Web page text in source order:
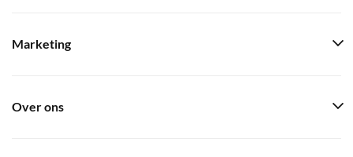
Marketing
Over ons